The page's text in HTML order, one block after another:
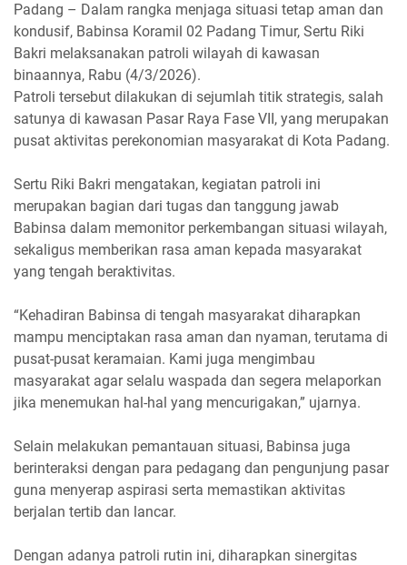
Padang – Dalam rangka menjaga situasi tetap aman dan
kondusif, Babinsa Koramil 02 Padang Timur, Sertu Riki
Bakri melaksanakan patroli wilayah di kawasan
binaannya, Rabu (4/3/2026).
Patroli tersebut dilakukan di sejumlah titik strategis, salah
satunya di kawasan Pasar Raya Fase VII, yang merupakan
pusat aktivitas perekonomian masyarakat di Kota Padang.
Sertu Riki Bakri mengatakan, kegiatan patroli ini
merupakan bagian dari tugas dan tanggung jawab
Babinsa dalam memonitor perkembangan situasi wilayah,
sekaligus memberikan rasa aman kepada masyarakat
yang tengah beraktivitas.
“Kehadiran Babinsa di tengah masyarakat diharapkan
mampu menciptakan rasa aman dan nyaman, terutama di
pusat-pusat keramaian. Kami juga mengimbau
masyarakat agar selalu waspada dan segera melaporkan
jika menemukan hal-hal yang mencurigakan,” ujarnya.
Selain melakukan pemantauan situasi, Babinsa juga
berinteraksi dengan para pedagang dan pengunjung pasar
guna menyerap aspirasi serta memastikan aktivitas
berjalan tertib dan lancar.
Dengan adanya patroli rutin ini, diharapkan sinergitas